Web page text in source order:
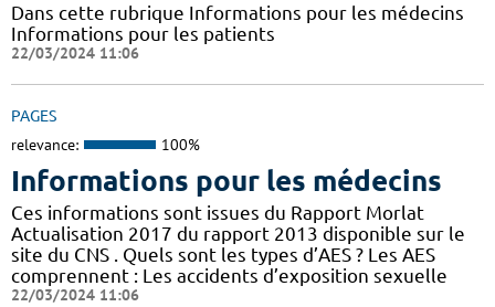
Dans cette rubrique Informations pour les médecins
Informations pour les patients
22/03/2024 11:06
PAGES
relevance: 100%
Informations pour les médecins
Ces informations sont issues du Rapport Morlat
Actualisation 2017 du rapport 2013 disponible sur le
site du CNS . Quels sont les types d’AES ? Les AES
comprennent : Les accidents d’exposition sexuelle
22/03/2024 11:06